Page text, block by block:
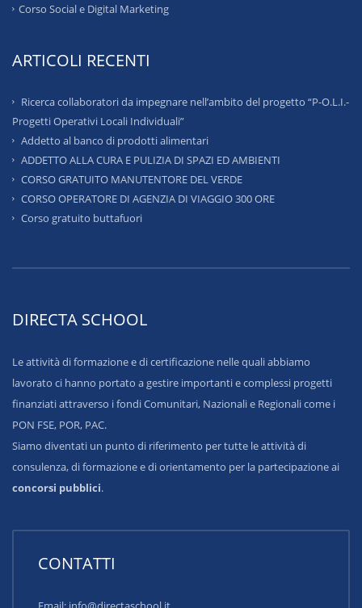
Corso Social e Digital Marketing
ARTICOLI RECENTI
Ricerca collaboratori da impegnare nell’ambito del progetto “P-O.L.I.-
Progetti Operativi Locali Individuali”
Addetto al banco di prodotti alimentari
ADDETTO ALLA CURA E PULIZIA DI SPAZI ED AMBIENTI
CORSO GRATUITO MANUTENTORE DEL VERDE
CORSO OPERATORE DI AGENZIA DI VIAGGIO 300 ORE
Corso gratuito buttafuori
DIRECTA SCHOOL
Le attività di formazione e di certificazione nelle quali abbiamo
lavorato ci hanno portato a gestire importanti e complessi progetti
finanziati attraverso i fondi Comunitari, Nazionali e Regionali come i
PON FSE, POR, PAC.
Siamo diventati un punto di riferimento per tutte le attività di
consulenza, di formazione e di orientamento per la partecipazione ai
concorsi pubblici.
CONTATTI